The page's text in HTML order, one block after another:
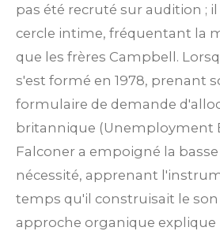
pas été recruté sur audition ;
cercle intime, fréquentant la
que les frères Campbell.
s'est formé en 1978, prenant
formulaire de demande
britannique (Unemployment
Falconer a empoigné la
nécessité, apprenant
temps qu'il construisait le
approche organique